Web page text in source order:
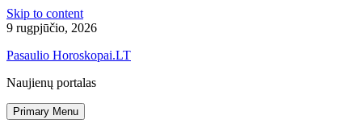
Skip to content
9 rugpjūčio, 2026
Pasaulio Horoskopai.LT
Naujienų portalas
Primary Menu